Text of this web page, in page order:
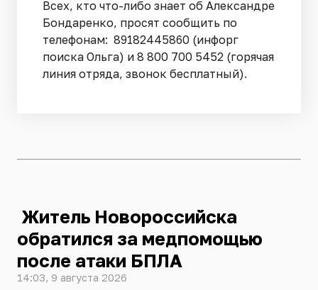
Всех, кто что-либо знает об Александре
Бондаренко, просят сообщить по
телефонам: 89182445860 (инфорг
поиска Ольга) и 8 800 700 5452 (горячая
линия отряда, звонок бесплатный).
Житель Новороссийска
обратился за медпомощью
после атаки БПЛА
14:03, 9 августа 2026